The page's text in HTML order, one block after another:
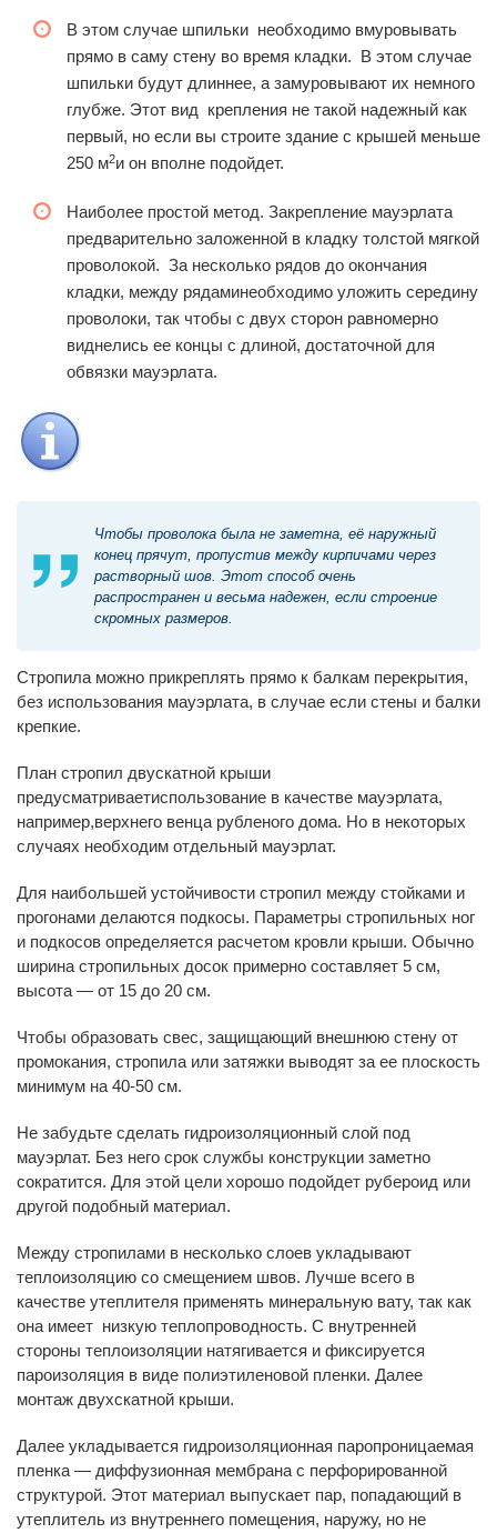
В этом случае шпильки необходимо вмуровывать
прямо в саму стену во время кладки. В этом случае
шпильки будут длиннее, а замуровывают их немного
глубже. Этот вид крепления не такой надежный как
первый, но если вы строите здание с крышей меньше
250 м2и он вполне подойдет.
Наиболее простой метод. Закрепление мауэрлата
предварительно заложенной в кладку толстой мягкой
проволокой. За несколько рядов до окончания
кладки, между рядаминеобходимо уложить середину
проволоки, так чтобы с двух сторон равномерно
виднелись ее концы с длиной, достаточной для
обвязки мауэрлата.
Чтобы проволока была не заметна, её наружный
конец прячут, пропустив между кирпичами через
растворный шов. Этот способ очень
распространен и весьма надежен, если строение
скромных размеров.
Стропила можно прикреплять прямо к балкам перекрытия,
без использования мауэрлата, в случае если стены и балки
крепкие.
План стропил двускатной крыши
предусматриваетиспользование в качестве мауэрлата,
например,верхнего венца рубленого дома. Но в некоторых
случаях необходим отдельный мауэрлат.
Для наибольшей устойчивости стропил между стойками и
прогонами делаются подкосы. Параметры стропильных ног
и подкосов определяется расчетом кровли крыши. Обычно
ширина стропильных досок примерно составляет 5 см,
высота — от 15 до 20 см.
Чтобы образовать свес, защищающий внешнюю стену от
промокания, стропила или затяжки выводят за ее плоскость
минимум на 40-50 см.
Не забудьте сделать гидроизоляционный слой под
мауэрлат. Без него срок службы конструкции заметно
сократится. Для этой цели хорошо подойдет рубероид или
другой подобный материал.
Между стропилами в несколько слоев укладывают
теплоизоляцию со смещением швов. Лучше всего в
качестве утеплителя применять минеральную вату, так как
она имеет низкую теплопроводность. С внутренней
стороны теплоизоляции натягивается и фиксируется
пароизоляция в виде полиэтиленовой пленки. Далее
монтаж двухскатной крыши.
Далее укладывается гидроизоляционная паропроницаемая
пленка — диффузионная мембрана с перфорированной
структурой. Этот материал выпускает пар, попадающий в
утеплитель из внутреннего помещения, наружу, но не